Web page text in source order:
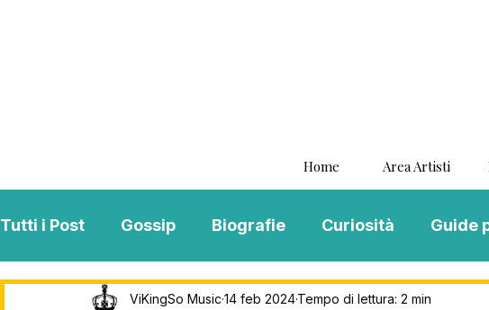
Home Area Artisti
Tutti i Post Gossip Biografie Curiosità Guide
Interviste ViKingSo Music MENTAL BLOG MUSIC
ViKingSo Music 14 feb 2024Tempo di lettura: 2 min